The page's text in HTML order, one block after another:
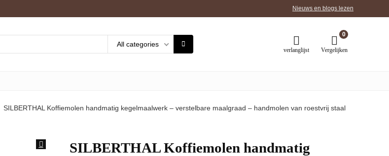
Nieuws en blogs lezen
All categories
verlanglijst
0
Vergelijken
SILBERTHAL Koffiemolen handmatig kegelmaalwerk – verstelbare maalgraad – handmolen van roestvrij staal
SILBERTHAL Koffiemolen handmatig